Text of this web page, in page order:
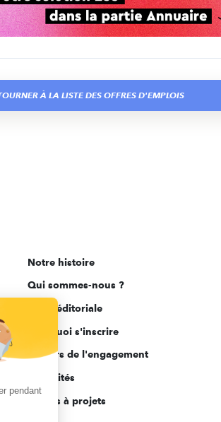
À LA LISTE DES OFFRES D'EMPLOIS
Notre histoire
Qui sommes-nous ?
Ligne éditoriale
Pourquoi s'inscrire
Acteurs de l'engagement
Actualités
Appels à projets
pendant